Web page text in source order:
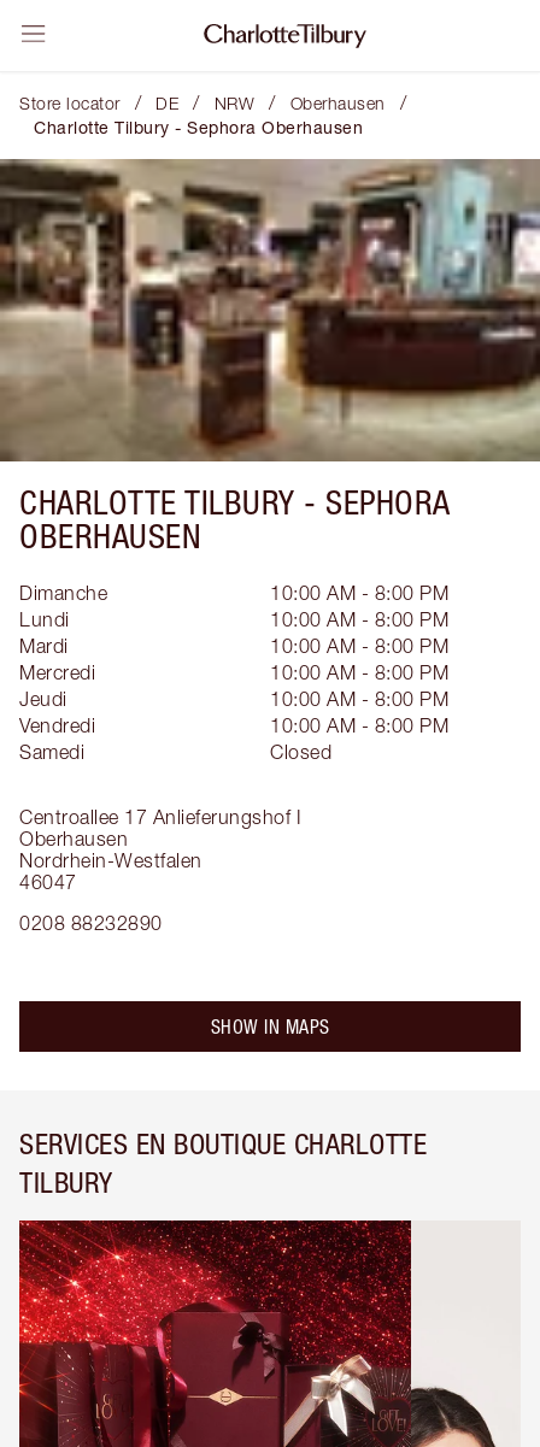
Store locator / DE / NRW / Oberhausen /
Charlotte Tilbury - Sephora Oberhausen
CHARLOTTE TILBURY - SEPHORA
OBERHAUSEN
Centroallee 17 Anlieferungshof I
Oberhausen
Nordrhein-Westfalen
46047
0208 88232890
Dimanche
10:00 AM - 8:00 PM
Lundi
10:00 AM - 8:00 PM
Mardi
10:00 AM - 8:00 PM
Mercredi
10:00 AM - 8:00 PM
Jeudi
10:00 AM - 8:00 PM
Vendredi
10:00 AM - 8:00 PM
Samedi
Closed
SHOW IN MAPS
SERVICES EN BOUTIQUE CHARLOTTE
TILBURY